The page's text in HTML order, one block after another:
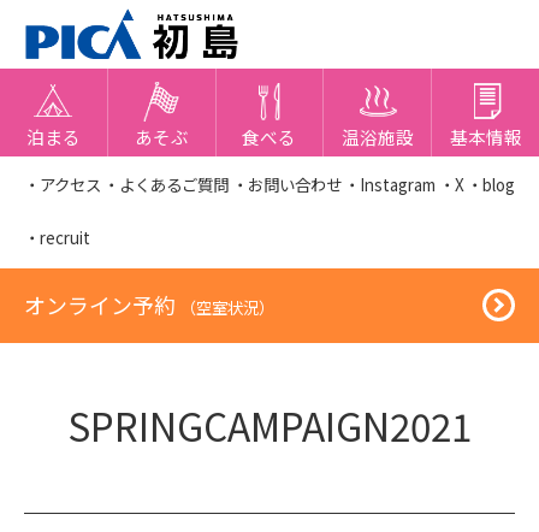
泊まる あそぶ 食べる 温浴施設 基本情報
・アクセス ・よくあるご質問 ・お問い合わせ ・Instagram ・X ・blog
・recruit
オンライン予約 （空室状況）
SPRINGCAMPAIGN2021